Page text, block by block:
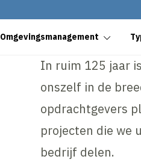
Omgevingsmanagement
In ruim 125 jaar
onszelf in de
opdrachtgevers
projecten die we
bedrijf delen.